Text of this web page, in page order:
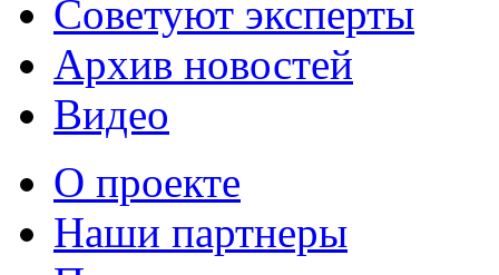
Советуют эксперты
Архив новостей
Видео
О проекте
Наши партнеры